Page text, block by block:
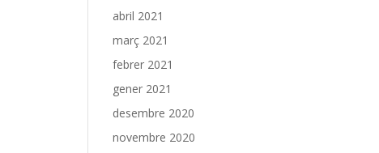
abril 2021
març 2021
febrer 2021
gener 2021
desembre 2020
novembre 2020